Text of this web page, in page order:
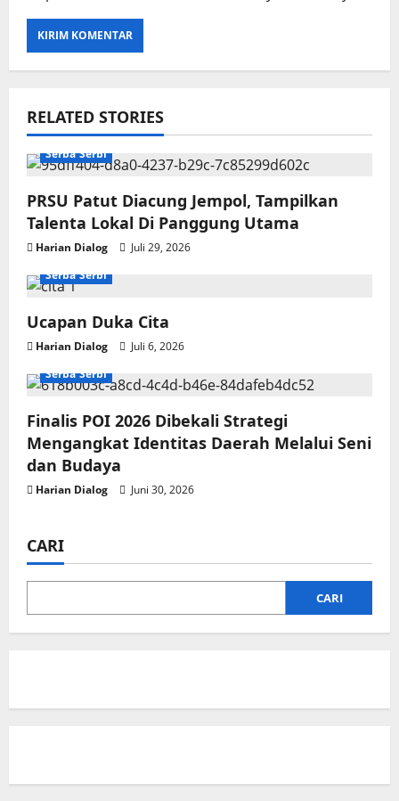
RELATED STORIES
Serba Serbi
PRSU Patut Diacung Jempol, Tampilkan
Talenta Lokal Di Panggung Utama
Harian Dialog
Juli 29, 2026
Serba Serbi
Ucapan Duka Cita
Harian Dialog
Juli 6, 2026
Serba Serbi
Finalis POI 2026 Dibekali Strategi
Mengangkat Identitas Daerah Melalui Seni
dan Budaya
Harian Dialog Juni 30, 2026
CARI
CARI